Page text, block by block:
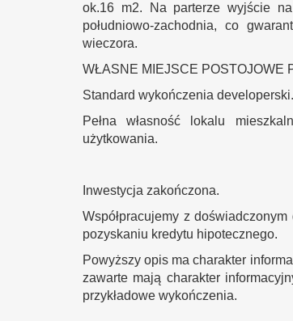
ok.16 m2. Na parterze wyjście
południowo-zachodnia, co
wieczora.
WŁASNE MIEJSCE POSTOJOWE
Standard wykończenia developerski.
Pełna własność lokalu
użytkowania.
Inwestycja zakończona.
Współpracujemy z
pozyskaniu kredytu hipotecznego.
Powyższy opis ma charakter
zawarte mają charakter
przykładowe wykończenia.